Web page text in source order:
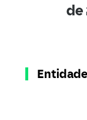
de